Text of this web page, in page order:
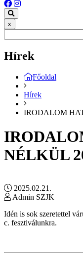
x
Hírek
Főoldal
Hírek
IRODALOM
NÉLKÜL
2025.02.21.
Admin SZJK
Idén is sok szeretettel
c. fesztiválunkra.